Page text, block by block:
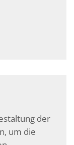
der
um die